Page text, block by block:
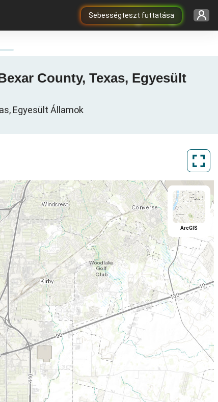
Sebességteszt futtatása
County, Texas, Egyesült
Egyesült Államok
ArcGIS